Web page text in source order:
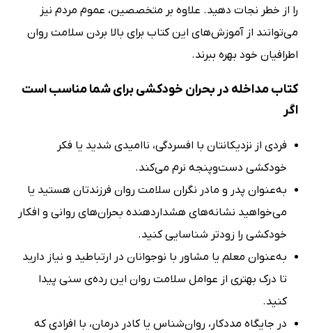
را از خطر نجات دهید. علاوه بر متخصصین، عموم مردم نیز
می‌توانند از آموزش‌های این کتاب برای بالا بردن سلامت روان
اطرافیان خود بهره ببرند.
کتاب مداخله در بحران خودکشی برای شما مناسب است
اگر
فردی از نزدیکانتان با افسردگی، ناامیدی شدید یا فکر
خودکشی دست‌وپنجه نرم می‌کند.
به‌عنوان پدر و مادر نگران سلامت روان فرزندتان هستید یا
می‌خواهید نشانه‌های هشداردهنده بحران‌های روانی و افکار
خودکشی را زودتر شناسایی کنید.
به‌عنوان معلم یا مشاور با نوجوانان در ارتباطید و نیاز دارید
تا درک بهتری از عوامل سلامت روان این رده‌ی سنی پیدا
کنید.
در جایگاه مددکار، روان‌شناس یا کادر درمان، با افرادی که